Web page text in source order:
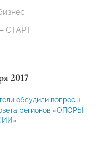
СТАРТ
2017
обсудили вопросы
регионов «ОПОРЫ